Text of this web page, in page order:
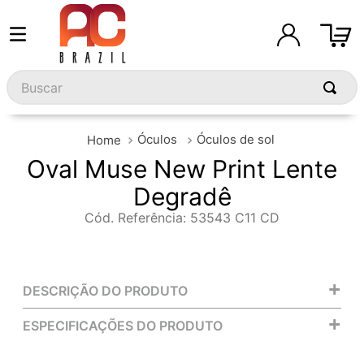
Buscar
Óculos Óculos de sol
Oval Muse New Print Lente
Degradê
Cód. Referência: 53543 C11 CD
DESCRIÇÃO DO PRODUTO +
ESPECIFICAÇÕES DO PRODUTO +